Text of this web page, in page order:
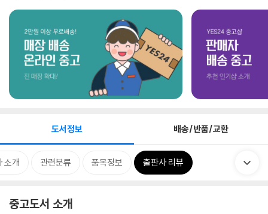
도서정보 배송/반품/교환
소개 관련분류 품목정보 출판사 리뷰
중고도서 소개